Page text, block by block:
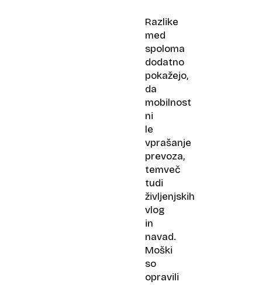
Razlike
med
spoloma
dodatno
pokažejo,
da
mobilnost
ni
le
vprašanje
prevoza,
temveč
tudi
življenjskih
vlog
in
navad.
Moški
so
opravili